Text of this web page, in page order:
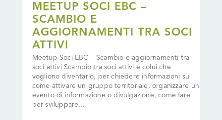
MEETUP SOCI EBC –
SCAMBIO E
AGGIORNAMENTI TRA SOCI
ATTIVI
Meetup Soci EBC – Scambio e aggiornamenti tra
soci attivi Scambio tra soci attivi e colui che
vogliono diventarlo, per chiedere informazioni su
come attivare un gruppo territoriale, organizzare un
evento di informazione o divulgazione, come fare
per sviluppare...